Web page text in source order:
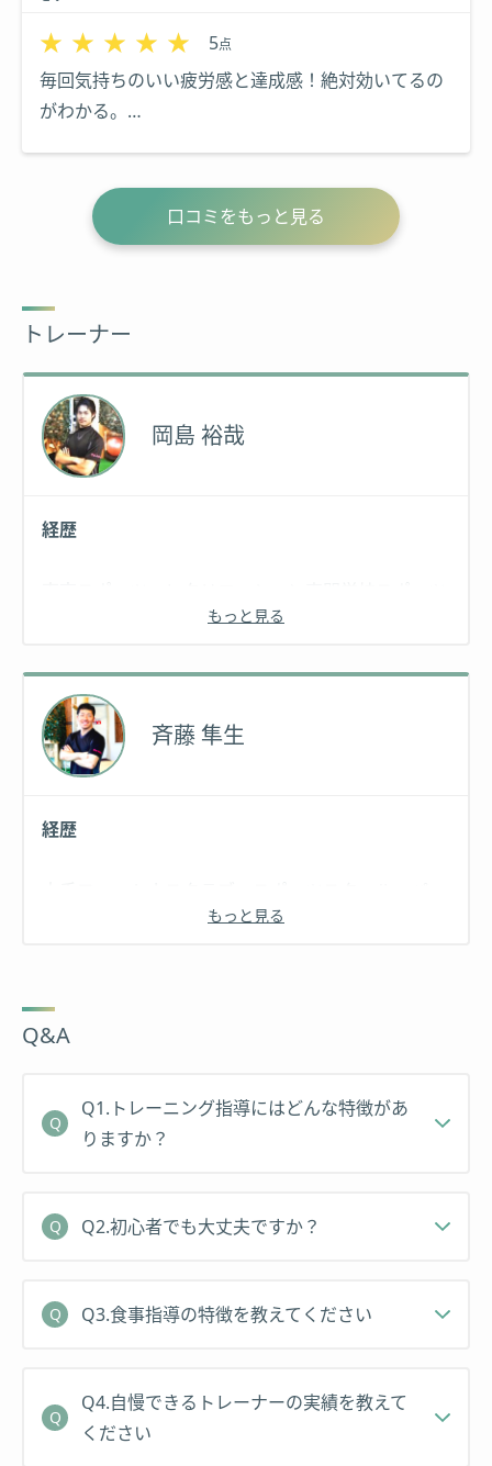
★★★★★
★★★★★ 5点
毎回気持ちのいい疲労感と達成感！絶対効いてるの
がわかる。
らトレーニングするの楽しい！
口コミをもっと見る
トレーナー
岡島 裕哉
経歴
トレーナー科卒業。在学時から整骨院でのトレーニ
のバスケットボール部を指導。
アスリートから一般人まで200人以上の姿勢改善、
ダイエットや、トレーニングを担当。そのノウハウ
をダイエット、ボディメイクに生かし、理想の身体
もっと見る
斉藤 隼生
経歴
ソナルジムで累計2,000名以上の方のトレーニン
くの方の身体を変えてきました。
ウェルネスアワード2016 4位 審査員受賞
アンチエイジングプランナー
もっと見る
Q&A
Q1.トレーニング指導にはどんな特徴があ
りますか？
Q2.初心者でも大丈夫ですか？
Q3.食事指導の特徴を教えてください
Q4.自慢できるトレーナーの実績を教えて
ください